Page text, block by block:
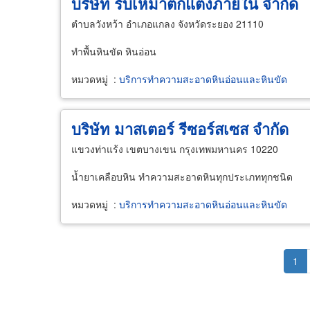
ตำบลวังหว้า อำเภอแกลง จังหวัดระยอง 21110
ทำพื้นหินขัด หินอ่อน
หมวดหมู่ : บริการทำความสะอาดหินอ่อนและหินขัด
บริษัท มาสเตอร์ รีซอร์สเซส จำกัด
แขวงท่าแร้ง เขตบางเขน กรุงเทพมหานคร 10220
น้ำยาเคลือบหิน ทำความสะอาดหินทุกประเภททุกชนิด
หมวดหมู่ : บริการทำความสะอาดหินอ่อนและหินขัด
1